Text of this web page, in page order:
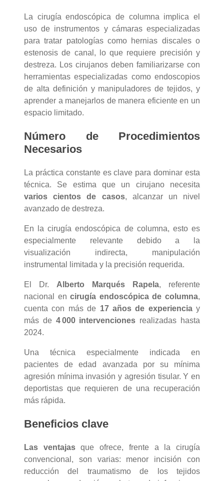
La cirugía endoscópica de columna implica el
uso de instrumentos y cámaras especializadas
para tratar patologías como hernias discales o
estenosis de canal, lo que requiere precisión y
destreza. Los cirujanos deben familiarizarse con
herramientas especializadas como endoscopios
de alta definición y manipuladores de tejidos, y
aprender a manejarlos de manera eficiente en un
espacio limitado.
Número de Procedimientos
Necesarios
La práctica constante es clave para dominar esta
técnica. Se estima que un cirujano necesita
varios cientos de casos, alcanzar un nivel
avanzado de destreza.
En la cirugía endoscópica de columna, esto es
especialmente relevante debido a la
visualización indirecta, manipulación
instrumental limitada y la precisión requerida.
El Dr. Alberto Marqués Rapela, referente
nacional encirugía endoscópica de columna,
cuenta con más de 17 años de experienciay
más de 4 000 intervenciones realizadas hasta
2024.
Una técnica especialmente indicada en
pacientes de edad avanzada por su mínima
agresión mínima invasión y agresión tisular. Y en
deportistas que requieren de una recuperación
más rápida.
Beneficios clave
Las ventajasque ofrece, frente a la cirugía
convencional, son varias: menor incisión con
reducción del traumatismo de los tejidos